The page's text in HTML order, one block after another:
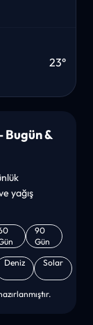
23°
Bugün &
yağış
90
Gün
Deniz Solar